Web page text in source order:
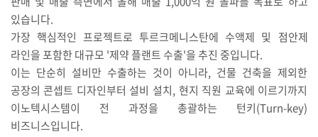
있습니다.
가장 핵심적인 프로젝트로 투르크메니스탄에 수액제 및 점안제
라인을포함한 대규모 '제약플랜트 수출'을추진 중입니다.
이는 단순히 설비만 수출하는 것이 아니라, 건물 건축을 제외한
공장의 콘셉트 디자인부터 설비 설치, 현지 직원 교육에 이르기까지
이노텍시스템이
전 과정을 총괄하는 턴키(Turn-key)
비즈니스입니다.